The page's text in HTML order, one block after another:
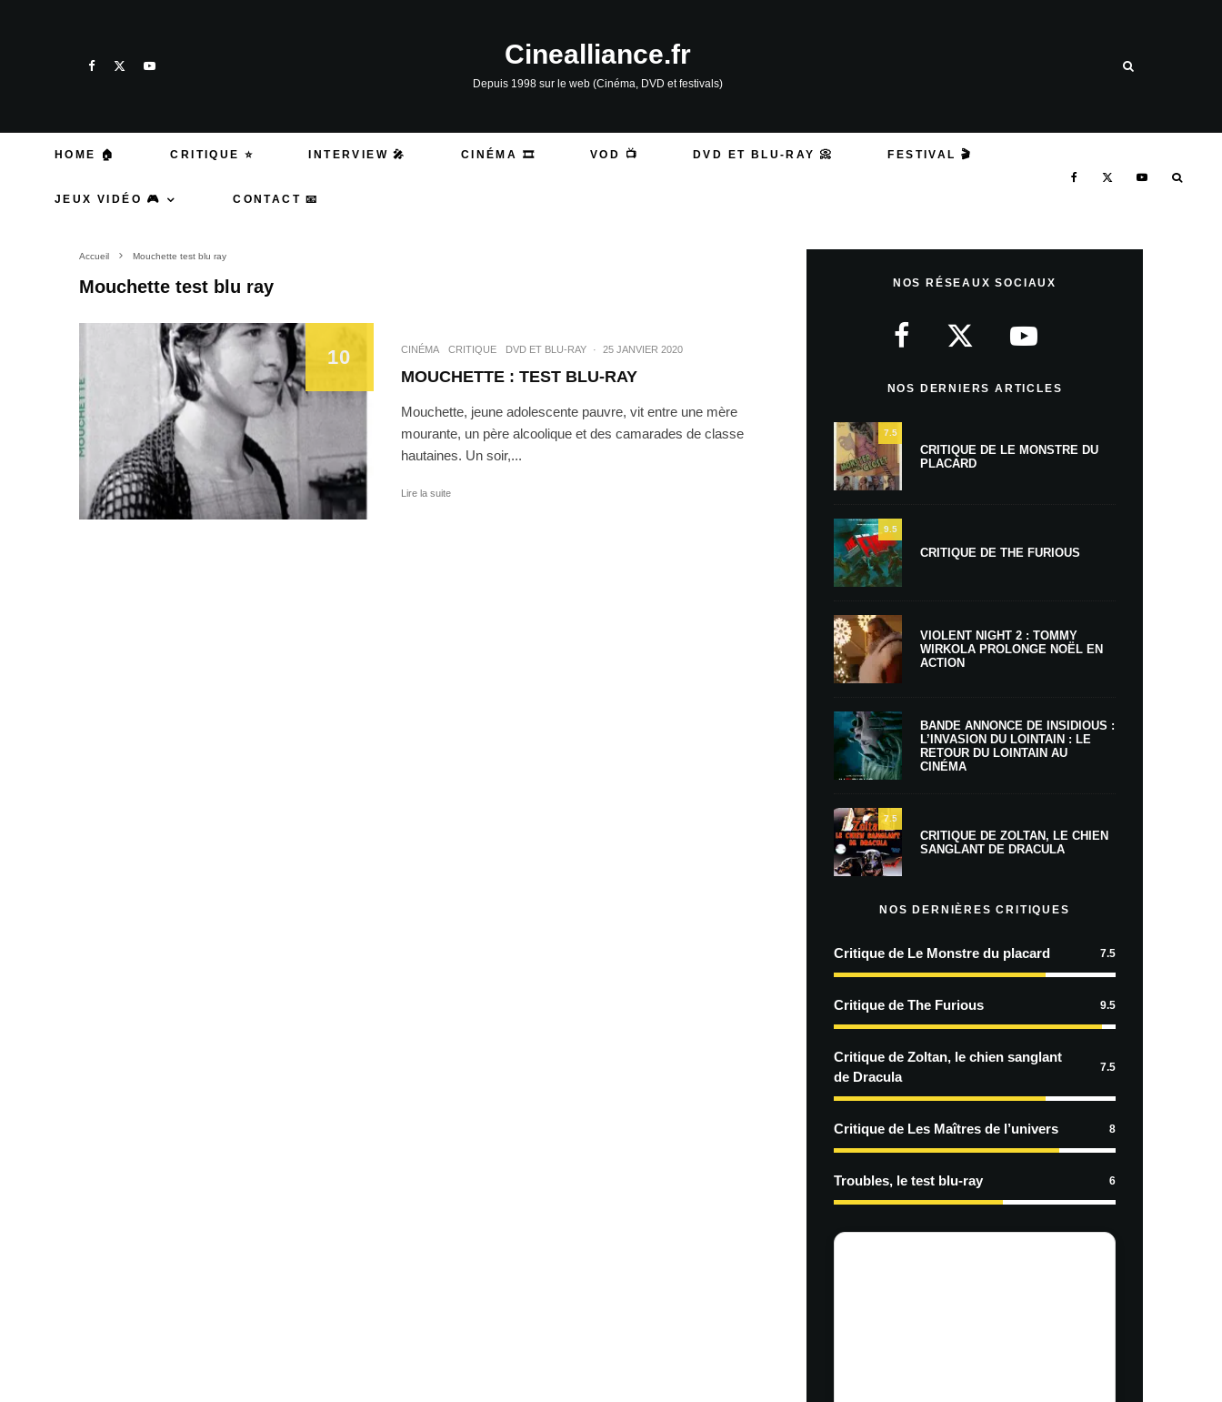
Cinealliance.fr
Depuis 1998 sur le web (Cinéma, DVD et festivals)
HOME 🏠 CRITIQUE ⭐ INTERVIEW 🎤 CINÉMA 🎞️ VOD 📺 DVD ET BLU-RAY 📀 FESTIVAL 🎬
JEUX VIDÉO 🎮 CONTACT 📧
Accueil Mouchette test blu ray
Mouchette test blu ray
10 CINÉMA CRITIQUE DVD ET BLU-RAY · 25 JANVIER 2020
MOUCHETTE : TEST BLU-RAY
Mouchette, jeune adolescente pauvre, vit entre une mère
mourante, un père alcoolique et des camarades de classe
hautaines. Un soir,...
Lire la suite
NOS RÉSEAUX SOCIAUX
NOS DERNIERS ARTICLES
7.5
CRITIQUE DE LE MONSTRE DU
PLACARD
9.5
CRITIQUE DE THE FURIOUS
VIOLENT NIGHT 2 : TOMMY
WIRKOLA PROLONGE NOËL EN
ACTION
BANDE ANNONCE DE INSIDIOUS :
L’INVASION DU LOINTAIN : LE
RETOUR DU LOINTAIN AU
CINÉMA
7.5
CRITIQUE DE ZOLTAN, LE CHIEN
SANGLANT DE DRACULA
NOS DERNIÈRES CRITIQUES
Critique de Le Monstre du placard 7.5
Critique de The Furious 9.5
Critique de Zoltan, le chien sanglant
de Dracula
7.5
Critique de Les Maîtres de l’univers 8
Troubles, le test blu-ray 6